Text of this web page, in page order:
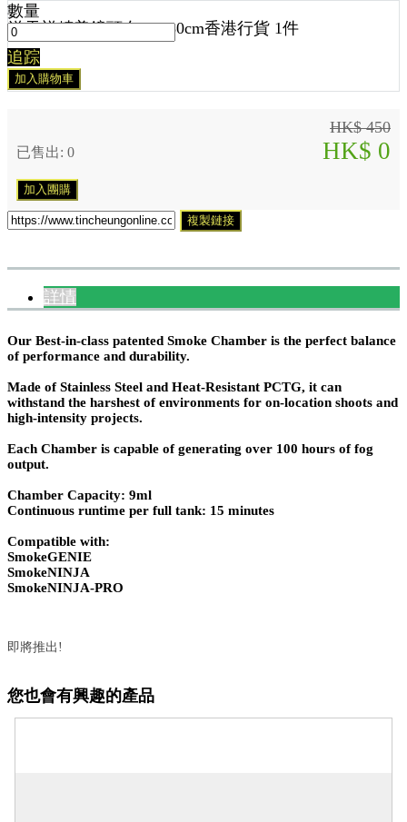
送天祥精美鏡頭布 30x30cm香港行貨 1件
數量
追踪
加入購物車
HK$ 450
已售出: 0 HK$ 0
加入團購
複製鏈接
詳情
Our Best-in-class patented Smoke Chamber is the perfect balance
of performance and durability.
Made of Stainless Steel and Heat-Resistant PCTG, it can
withstand the harshest of environments for on-location shoots and
high-intensity projects.
Each Chamber is capable of generating over 100 hours of fog
output.
Chamber Capacity: 9ml
Continuous runtime per full tank: 15 minutes
Compatible with:
SmokeGENIE
SmokeNINJA
SmokeNINJA-PRO
即將推出!
您也會有興趣的產品